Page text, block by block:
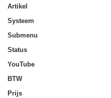
Artikel
Systeem
Submenu
Status
YouTube
BTW
Prijs